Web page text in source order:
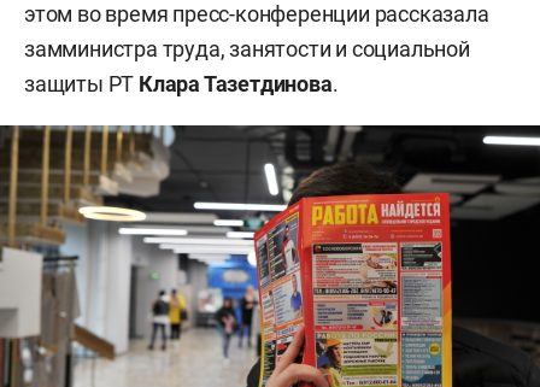
этом во время пресс-конференции рассказала
замминистра труда, занятости и социальной
защиты РТ Клара Тазетдинова.